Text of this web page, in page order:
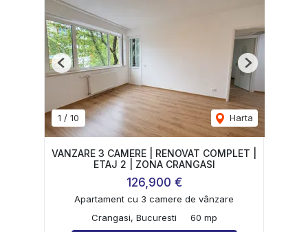
1 / 10 Harta
Previous Next
VANZARE 3 CAMERE | RENOVAT COMPLET |
ETAJ 2 | ZONA CRANGASI
126,900 €
Apartament cu 3 camere de vânzare
Crangasi, Bucuresti
60 mp